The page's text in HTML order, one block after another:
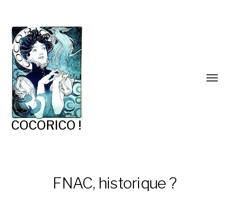
COCORICO !
FNAC, historique ?